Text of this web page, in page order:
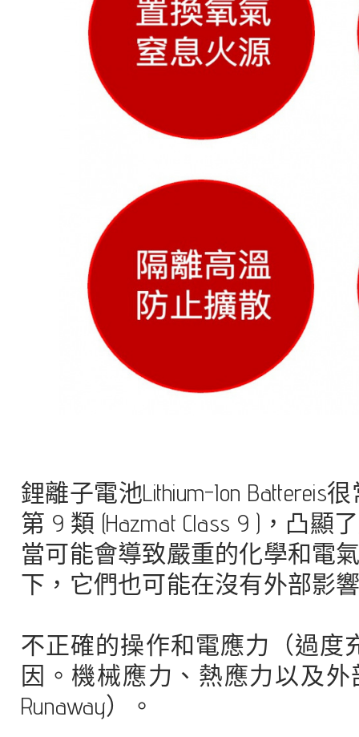
鋰離子電池Lithium-Ion Battereis
第 9 類 (Hazmat Class 9 )，凸
當可能會導致嚴重的化學和電
下，它們也可能在沒有外部影
不正確的操作和電應力（過度
因。機械應力、熱應力以及
Runaway）。